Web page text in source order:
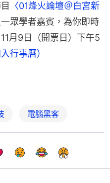
〈01烽火論壇＠白宮新
眾學者嘉賓，為你即時
月9日（開票日）下午5
行事曆）
電腦黑客